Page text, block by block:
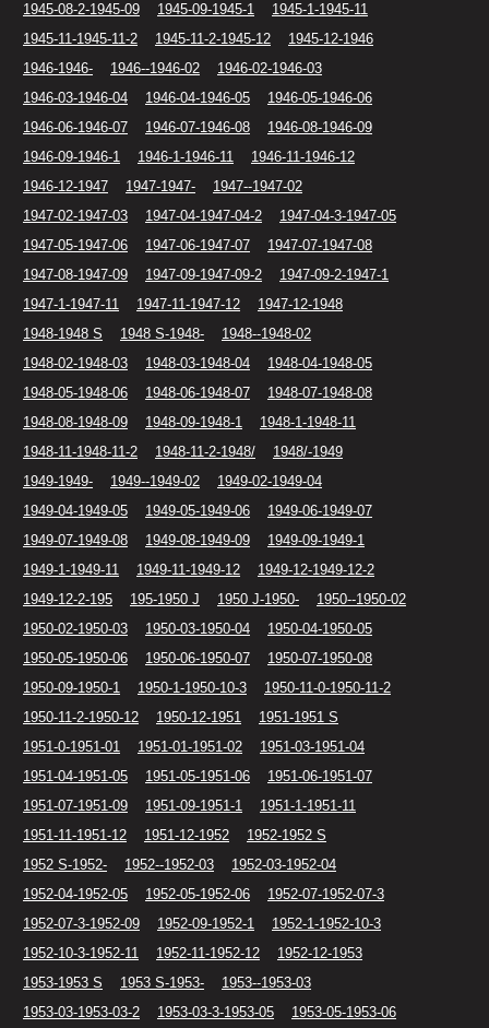
1945-08-2-1945-09
1945-09-1945-1
1945-1-1945-11
1945-11-1945-11-2
1945-11-2-1945-12
1945-12-1946
1946-1946-
1946--1946-02
1946-02-1946-03
1946-03-1946-04
1946-04-1946-05
1946-05-1946-06
1946-06-1946-07
1946-07-1946-08
1946-08-1946-09
1946-09-1946-1
1946-1-1946-11
1946-11-1946-12
1946-12-1947
1947-1947-
1947--1947-02
1947-02-1947-03
1947-04-1947-04-2
1947-04-3-1947-05
1947-05-1947-06
1947-06-1947-07
1947-07-1947-08
1947-08-1947-09
1947-09-1947-09-2
1947-09-2-1947-1
1947-1-1947-11
1947-11-1947-12
1947-12-1948
1948-1948 S
1948 S-1948-
1948--1948-02
1948-02-1948-03
1948-03-1948-04
1948-04-1948-05
1948-05-1948-06
1948-06-1948-07
1948-07-1948-08
1948-08-1948-09
1948-09-1948-1
1948-1-1948-11
1948-11-1948-11-2
1948-11-2-1948/
1948/-1949
1949-1949-
1949--1949-02
1949-02-1949-04
1949-04-1949-05
1949-05-1949-06
1949-06-1949-07
1949-07-1949-08
1949-08-1949-09
1949-09-1949-1
1949-1-1949-11
1949-11-1949-12
1949-12-1949-12-2
1949-12-2-195
195-1950 J 1950 J-1950-
1950--1950-02
1950-02-1950-03
1950-03-1950-04
1950-04-1950-05
1950-05-1950-06
1950-06-1950-07
1950-07-1950-08
1950-09-1950-1
1950-1-1950-10-3
1950-11-0-1950-11-2
1950-11-2-1950-12
1950-12-1951
1951-1951 S
1951-0-1951-01
1951-01-1951-02
1951-03-1951-04
1951-04-1951-05
1951-05-1951-06
1951-06-1951-07
1951-07-1951-09
1951-09-1951-1
1951-1-1951-11
1951-11-1951-12
1951-12-1952
1952-1952 S
1952 S-1952-
1952--1952-03
1952-03-1952-04
1952-04-1952-05
1952-05-1952-06
1952-07-1952-07-3
1952-07-3-1952-09
1952-09-1952-1
1952-1-1952-10-3
1952-10-3-1952-11
1952-11-1952-12
1952-12-1953
1953-1953 S
1953 S-1953-
1953--1953-03
1953-03-1953-03-2
1953-03-3-1953-05 1953-05-1953-06